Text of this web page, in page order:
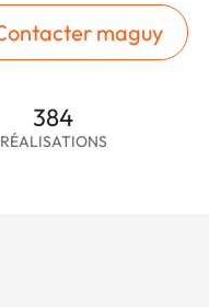
maguy
384
RÉALISATIONS